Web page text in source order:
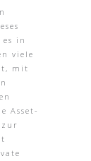
in
viele
mit
Asset-